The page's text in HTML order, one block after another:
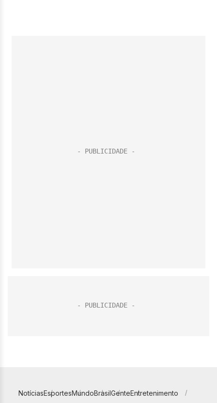
NotíciasEsportesMundoBrasilGenteEntretenimento